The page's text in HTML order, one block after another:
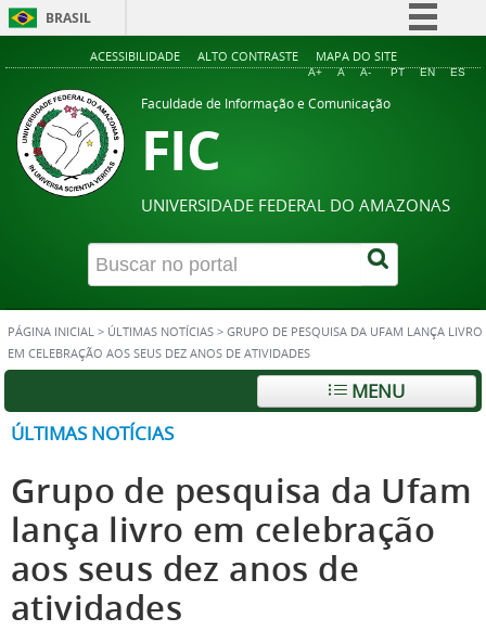
BRASIL
Simplifique!
ACESSIBILIDADE ALTO CONTRASTE MAPA DO SITE
A+ A A- PT EN ES
Faculdade de Informação e Comunicação
FIC
UNIVERSIDADE FEDERAL DO AMAZONAS
PÁGINA INICIAL > ÚLTIMAS NOTÍCIAS > GRUPO DE PESQUISA DA UFAM LANÇA LIVRO
EM CELEBRAÇÃO AOS SEUS DEZ ANOS DE ATIVIDADES
MENU
ÚLTIMAS NOTÍCIAS
Grupo de pesquisa da Ufam
lança livro em celebração
aos seus dez anos de
atividades